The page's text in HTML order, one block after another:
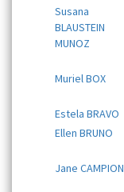
Susana
BLAUSTEIN
MUNOZ
Muriel BOX
Estela BRAVO
Ellen BRUNO
Jane CAMPION